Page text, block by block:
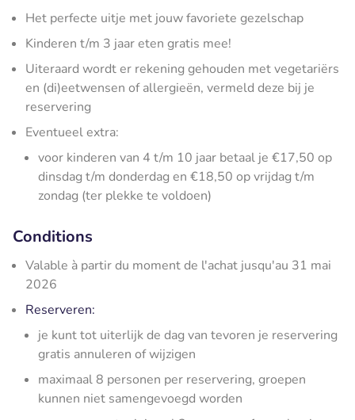
Het perfecte uitje met jouw favoriete gezelschap
Kinderen t/m 3 jaar eten gratis mee!
Uiteraard wordt er rekening gehouden met vegetariërs
en (di)eetwensen of allergieën, vermeld deze bij je
reservering
Eventueel extra:
voor kinderen van 4 t/m 10 jaar betaal je €17,50 op
dinsdag t/m donderdag en €18,50 op vrijdag t/m
zondag (ter plekke te voldoen)
Conditions
Valable à partir du moment de l'achat jusqu'au 31 mai
2026
Reserveren:
je kunt tot uiterlijk de dag van tevoren je reservering
gratis annuleren of wijzigen
maximaal 8 personen per reservering, groepen
kunnen niet samengevoegd worden